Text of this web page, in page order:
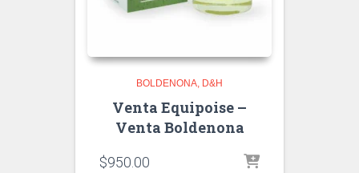
BOLDENONA D&H
Venta Equipoise –
Venta Boldenona
$950.00